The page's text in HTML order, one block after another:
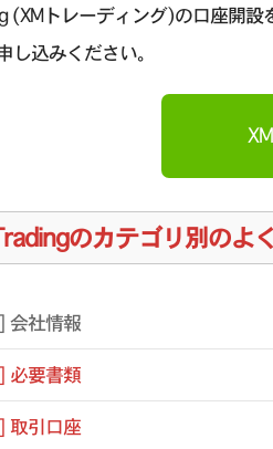
(XMトレーディング)の口座開
し込みください。
のカテゴリ別のよ
会社情報
必要書類
取引口座